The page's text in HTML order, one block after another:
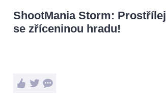
ShootMania Storm: Prostřílej
se zříceninou hradu!